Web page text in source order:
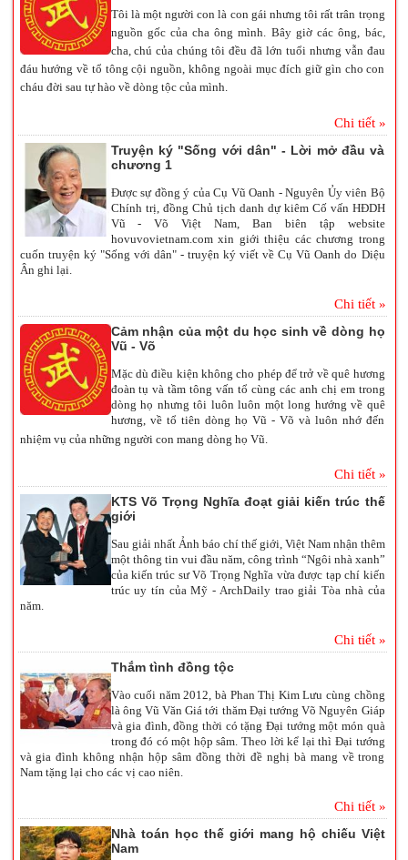
Tôi là một người con là con gái nhưng tôi rất trân trọng
nguồn gốc của cha ông mình. Bây giờ các ông, bác,
cha, chú của chúng tôi đều đã lớn tuổi nhưng vẫn đau
đáu hướng về tổ tông cội nguồn, không ngoài mục đích giữ gìn cho con
cháu đời sau tự hào về dòng tộc của mình.
Chi tiết »
Truyện ký "Sống với dân" - Lời mở đầu và
chương 1
Được sự đồng ý của Cụ Vũ Oanh - Nguyên Ủy viên Bộ
Chính trị, đồng Chủ tịch danh dự kiêm Cố vấn HĐDH
Vũ - Võ Việt Nam, Ban biên tập website
hovuvovietnam.com xin giới thiệu các chương trong
cuốn truyện ký "Sống với dân" - truyện ký viết về Cụ Vũ Oanh do Diệu
Ân ghi lại.
Chi tiết »
Cảm nhận của một du học sinh về dòng họ
Vũ - Võ
Mặc dù điều kiện không cho phép để trở về quê hương
đoàn tụ và tầm tông vấn tổ cùng các anh chị em trong
dòng họ nhưng tôi luôn luôn một long hướng về quê
hương, về tổ tiên dòng họ Vũ - Võ và luôn nhớ đến
nhiệm vụ của những người con mang dòng họ Vũ.
Chi tiết »
KTS Võ Trọng Nghĩa đoạt giải kiến trúc thế
giới
Sau giải nhất Ảnh báo chí thế giới, Việt Nam nhận thêm
một thông tin vui đầu năm, công trình “Ngôi nhà xanh”
của kiến trúc sư Võ Trọng Nghĩa vừa được tạp chí kiến
trúc uy tín của Mỹ - ArchDaily trao giải Tòa nhà của
năm.
Chi tiết »
Thắm tình đồng tộc
Vào cuối năm 2012, bà Phan Thị Kim Lưu cùng chồng
là ông Vũ Văn Giá tới thăm Đại tướng Võ Nguyên Giáp
và gia đình, đồng thời có tặng Đại tướng một món quà
trong đó có một hộp sâm. Theo lời kể lại thì Đại tướng
và gia đình không nhận hộp sâm đồng thời đề nghị bà mang về trong
Nam tặng lại cho các vị cao niên.
Chi tiết »
Nhà toán học thế giới mang hộ chiếu Việt
Nam